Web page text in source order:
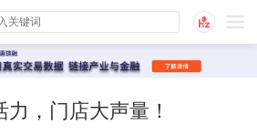
，门店大声量！